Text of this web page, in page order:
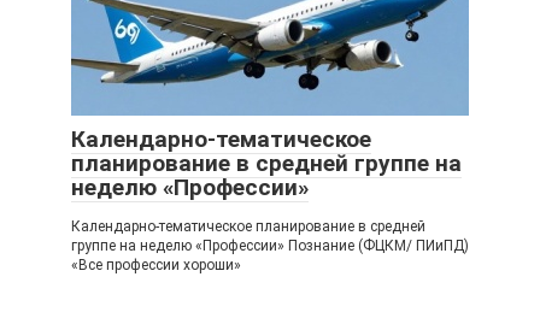
Календарно-тематическое
планирование в средней группе на
неделю «Профессии»
Календарно-тематическое планирование в средней
группе на неделю «Профессии» Познание (ФЦКМ/ ПИиПД)
«Все профессии хороши»